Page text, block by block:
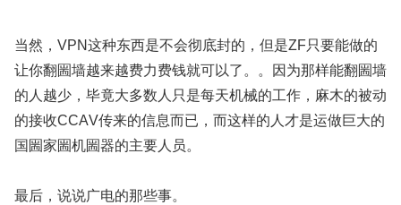
当然，VPN这种东西是不会彻底封的，但是ZF只要能做的
让你翻圌墙越来越费力费钱就可以了。。因为那样能翻圌墙
的人越少，毕竟大多数人只是每天机械的工作，麻木的被动
的接收CCАV传来的信息而已，而这样的人才是运做巨大的
国圌家圌机圌器的主要人员。
最后，说说广电的那些事。